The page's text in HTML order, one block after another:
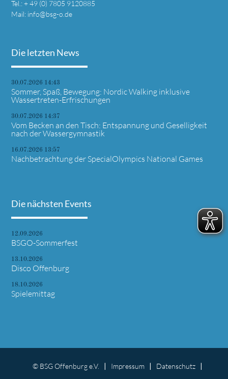
Tel.: + 49 (0) 7805 9120885
Mail: info@bsg-o.de
Die letzten News
30.07.2026 14:43
Sommer, Spaß, Bewegung: Nordic Walking inklusive
Wassertreten-Erfrischungen
30.07.2026 14:37
Vom Becken an den Tisch: Entspannung und Geselligkeit
nach der Wassergymnastik
16.07.2026 13:57
Nachbetrachtung der SpecialOlympics National Games
Die nächsten Events
12.09.2026
BSGO-Sommerfest
13.10.2026
Disco Offenburg
18.10.2026
Spielemittag
© BSG Offenburg e.V. Impressum Datenschutz